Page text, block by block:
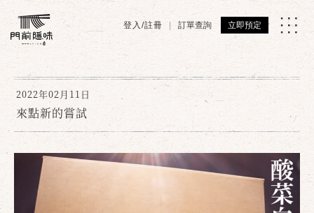
登入/註冊 訂單查詢 立即預定
2022年02月11日
來點新的嘗試